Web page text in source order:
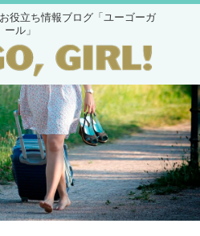
役立ち情報ブログ「ユーゴーガ
ール」